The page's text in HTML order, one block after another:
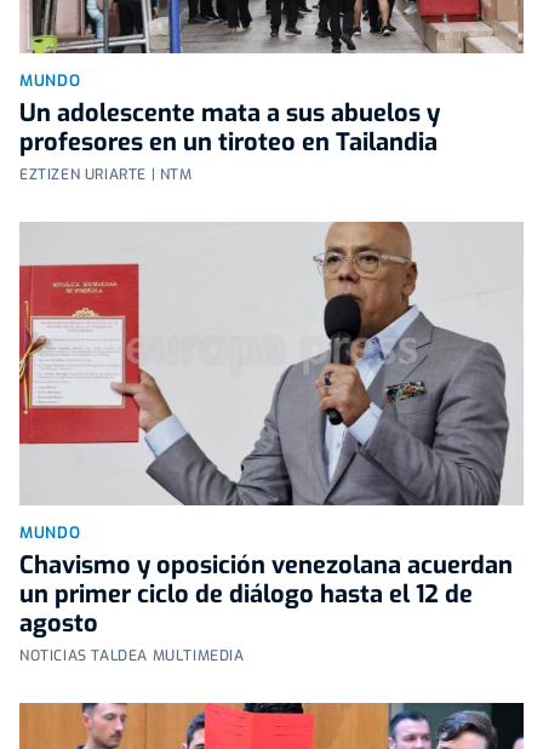
MUNDO
Un adolescente mata a sus abuelos y
profesores en un tiroteo en Tailandia
EZTIZEN URIARTE | NTM
MUNDO
Chavismo y oposición venezolana acuerdan
un primer ciclo de diálogo hasta el 12 de
agosto
NOTICIAS TALDEA MULTIMEDIA